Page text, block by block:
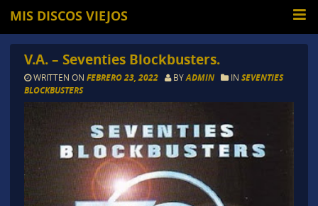
MIS DISCOS VIEJOS
V.A. – Seventies Blockbusters.
WRITTEN ON FEBRERO 23, 2022 BYADMIN IN SEVENTIES
BLOCKBUSTERS